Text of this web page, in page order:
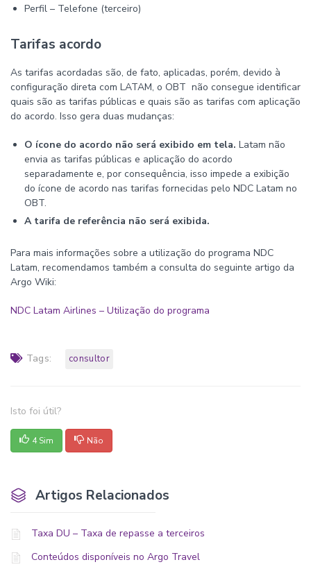
Perfil – Telefone (terceiro)
Tarifas acordo
As tarifas acordadas são, de fato, aplicadas, porém, devido à
configuração direta com LATAM, o OBT não consegue identificar
quais são as tarifas públicas e quais são as tarifas com aplicação
do acordo. Isso gera duas mudanças:
O ícone do acordo não será exibido em tela. Latam não
envia as tarifas públicas e aplicação do acordo
separadamente e, por consequência, isso impede a exibição
do ícone de acordo nas tarifas fornecidas pelo NDC Latam no
OBT.
A tarifa de referência não será exibida.
Para mais informações sobre a utilização do programa NDC
Latam, recomendamos também a consulta do seguinte artigo da
Argo Wiki:
NDC Latam Airlines – Utilização do programa
Tags: consultor
Isto foi útil?
4 Sim Não
Artigos Relacionados
Taxa DU – Taxa de repasse a terceiros
Conteúdos disponíveis no Argo Travel